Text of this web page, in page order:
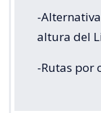
-
altura del
-Rutas por